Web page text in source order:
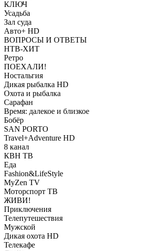
КЛЮЧ
Усадьба
Зал суда
Авто+ HD
ВОПРОСЫ И ОТВЕТЫ
НТВ-ХИТ
Ретро
ПОЕХАЛИ!
Ностальгия
Дикая рыбалка HD
Охота и рыбалка
Сарафан
Время: далекое и близкое
Бобёр
SAN PORTO
Travel+Adventure HD
8 канал
КВН ТВ
Еда
Fashion&LifeStyle
MyZen TV
Моторспорт ТВ
ЖИВИ!
Приключения
Телепутешествия
Мужской
Дикая охота HD
Телекафе